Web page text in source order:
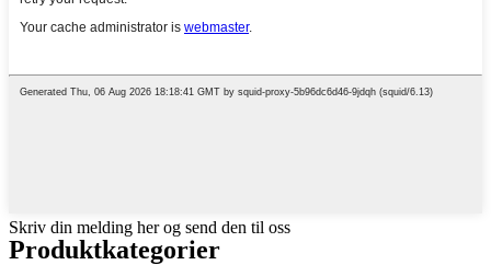
Skriv din melding her og send den til oss
Produktkategorier